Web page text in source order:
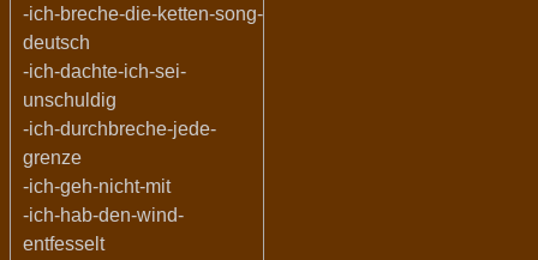
-ich-breche-die-ketten-song-
deutsch
-ich-dachte-ich-sei-
unschuldig
-ich-durchbreche-jede-
grenze
-ich-geh-nicht-mit
-ich-hab-den-wind-
entfesselt